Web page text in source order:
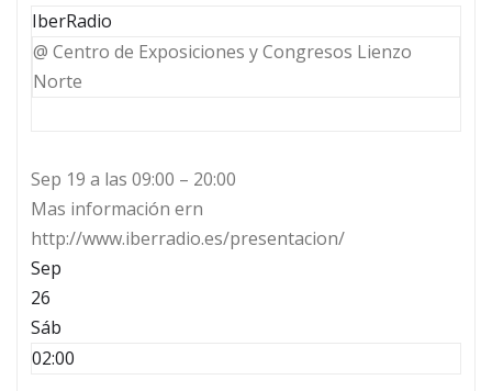
IberRadio
@ Centro de Exposiciones y Congresos Lienzo
Norte
Sep 19 a las 09:00 – 20:00
Mas información ern
http://www.iberradio.es/presentacion/
Sep
26
Sáb
02:00